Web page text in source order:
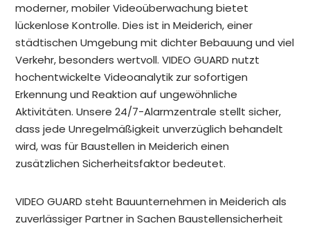
moderner, mobiler Videoüberwachung bietet
lückenlose Kontrolle. Dies ist in Meiderich, einer
städtischen Umgebung mit dichter Bebauung und viel
Verkehr, besonders wertvoll. VIDEO GUARD nutzt
hochentwickelte Videoanalytik zur sofortigen
Erkennung und Reaktion auf ungewöhnliche
Aktivitäten. Unsere 24/7-Alarmzentrale stellt sicher,
dass jede Unregelmäßigkeit unverzüglich behandelt
wird, was für Baustellen in Meiderich einen
zusätzlichen Sicherheitsfaktor bedeutet.
VIDEO GUARD steht Bauunternehmen in Meiderich als
zuverlässiger Partner in Sachen Baustellensicherheit